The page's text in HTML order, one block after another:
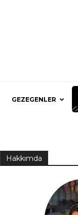
GEZEGENLER
Hakkımda